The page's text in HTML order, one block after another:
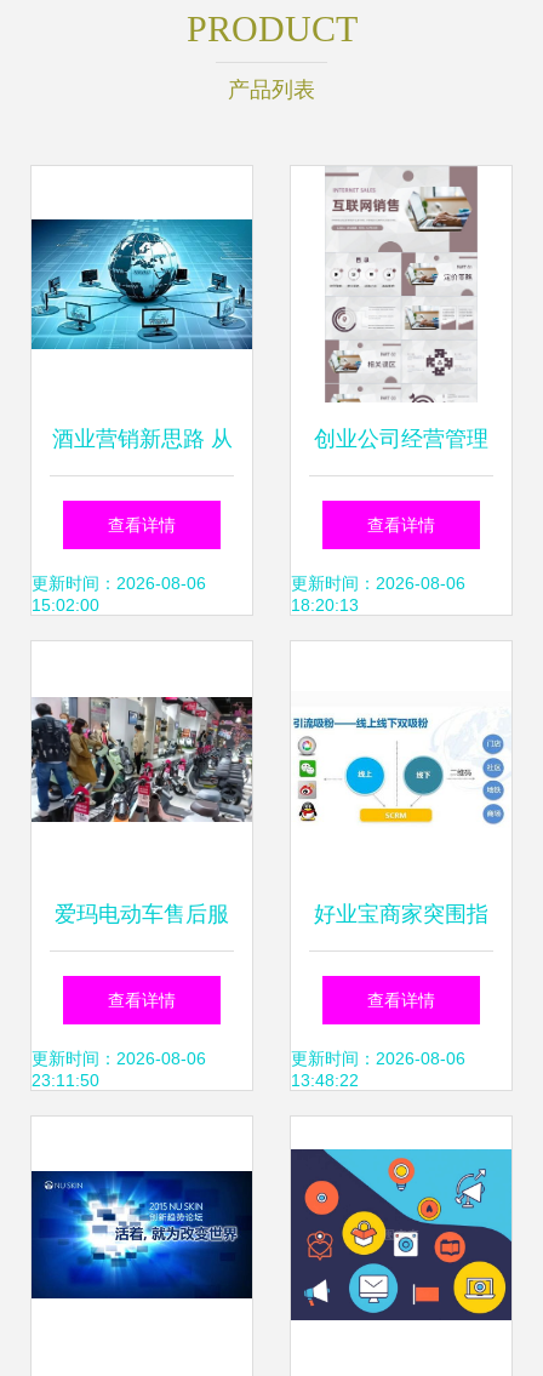
PRODUCT
产品列表
酒业营销新思路 从
传统到互联网的进
阶之路
查看详情
更新时间：2026-08-06
15:02:00
创业公司经营管理
工作规划 自主经营
模式下的互联网销
查看详情
更新时间：2026-08-06
18:20:13
爱玛电动车售后服
务怎么样？以科技
之力为消费者护
查看详情
更新时间：2026-08-06
23:11:50
好业宝商家突围指
南 破解社交电商最
难的吸粉困局
查看详情
更新时间：2026-08-06
13:48:22